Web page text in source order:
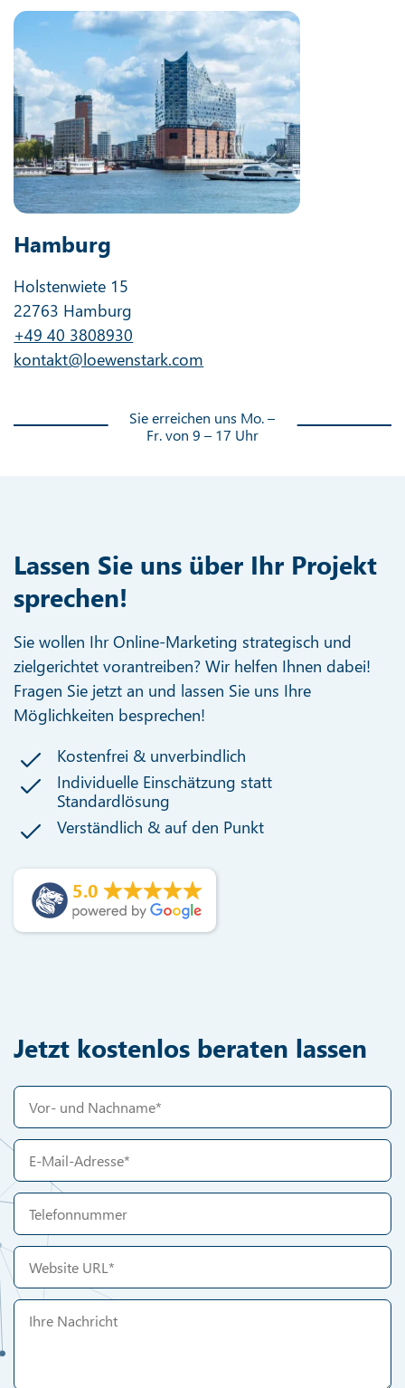
Hamburg
Holstenwiete 15
22763 Hamburg
+49 40 3808930
kontakt@loewenstark.com
Sie erreichen uns Mo. –
Fr. von 9 – 17 Uhr
Lassen Sie uns über Ihr Projekt
sprechen!
Sie wollen Ihr Online-Marketing strategisch und
zielgerichtet vorantreiben? Wir helfen Ihnen dabei!
Fragen Sie jetzt an und lassen Sie uns Ihre
Möglichkeiten besprechen!
Kostenfrei & unverbindlich
Individuelle Einschätzung statt
Standardlösung
Verständlich & auf den Punkt
5.0
Jetzt kostenlos beraten lassen